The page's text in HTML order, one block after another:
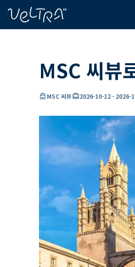
MSC 씨뷰
directions_boatMSC 씨뷰card_travel2026-10-12- 2026-